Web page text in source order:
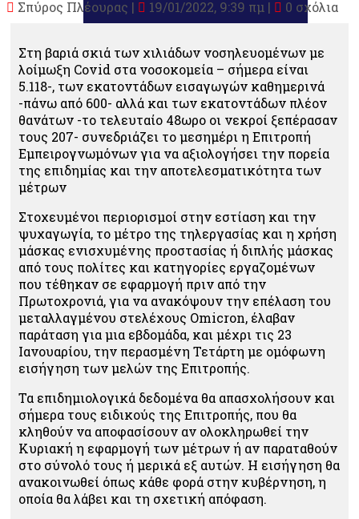
Σπύρος Πλέουρας | 19/01/2022, 9:39 πμ | 0 σχόλια
Στη βαριά σκιά των χιλιάδων νοσηλευομένων με
λοίμωξη Covid στα νοσοκομεία – σήμερα είναι
5.118-, των εκατοντάδων εισαγωγών καθημερινά
-πάνω από 600- αλλά και των εκατοντάδων πλέον
θανάτων -το τελευταίο 48ωρο οι νεκροί ξεπέρασαν
τους 207- συνεδριάζει το μεσημέρι η Επιτροπή
Εμπειρογνωμόνων για να αξιολογήσει την πορεία
της επιδημίας και την αποτελεσματικότητα των
μέτρων
Στοχευμένοι περιορισμοί στην εστίαση και την
ψυχαγωγία, το μέτρο της τηλεργασίας και η χρήση
μάσκας ενισχυμένης προστασίας ή διπλής μάσκας
από τους πολίτες και κατηγορίες εργαζομένων
που τέθηκαν σε εφαρμογή πριν από την
Πρωτοχρονιά, για να ανακόψουν την επέλαση του
μεταλλαγμένου στελέχους Omicron, έλαβαν
παράταση για μια εβδομάδα, και μέχρι τις 23
Ιανουαρίου, την περασμένη Τετάρτη με ομόφωνη
εισήγηση των μελών της Επιτροπής.
Τα επιδημιολογικά δεδομένα θα απασχολήσουν και
σήμερα τους ειδικούς της Επιτροπής, που θα
κληθούν να αποφασίσουν αν ολοκληρωθεί την
Κυριακή η εφαρμογή των μέτρων ή αν παραταθούν
στο σύνολό τους ή μερικά εξ αυτών. Η εισήγηση θα
ανακοινωθεί όπως κάθε φορά στην κυβέρνηση, η
οποία θα λάβει και τη σχετική απόφαση.